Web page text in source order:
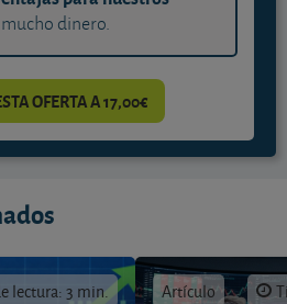
dinero.
OFERTA A 17,00€
lectura: 3 min. Artículo